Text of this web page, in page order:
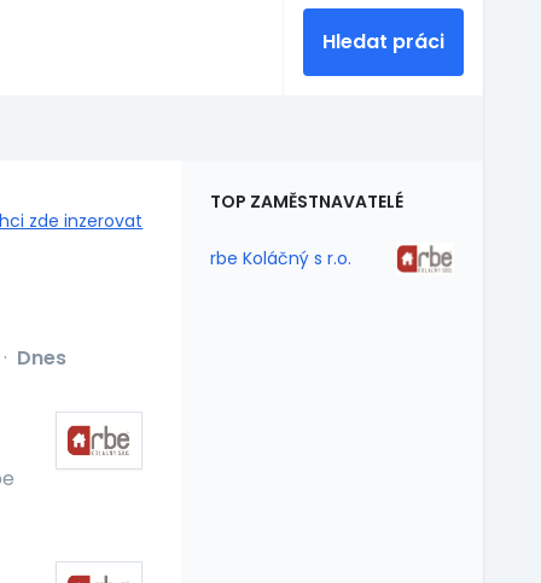
Hledat práci
zde inzerovat
· Dnes
TOP ZAMĚSTNAVATELÉ
rbe Koláčný s r.o.